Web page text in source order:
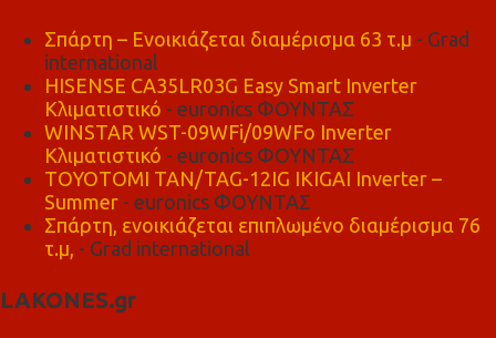
Σπάρτη – Ενοικιάζεται διαμέρισμα 63 τ.μ - Grad
international
HISENSE CA35LR03G Easy Smart Inverter
Κλιματιστικό - euronics ΦΟΥΝΤΑΣ
WINSTAR WST-09WFi/09WFo Inverter
Κλιματιστικό - euronics ΦΟΥΝΤΑΣ
TOYOTOMI TAN/TAG-12IG IKIGAI Inverter –
Summer - euronics ΦΟΥΝΤΑΣ
Σπάρτη, ενοικιάζεται επιπλωμένο διαμέρισμα 76
τ.μ, - Grad international
LAKONES.gr